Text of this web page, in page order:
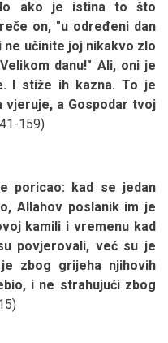
ako je istina to što
on, "u određeni dan
ne učinite joj nikakvo zlo
danu!" Ali, oni je
I stiže ih kazna. To je
vjeruje, a Gospodar tvoj
159)
poricao: kad se jedan
Allahov poslanik im je
kamili i vremenu kad
povjerovali, već su je
zbog grijeha njihovih
i ne strahujući zbog